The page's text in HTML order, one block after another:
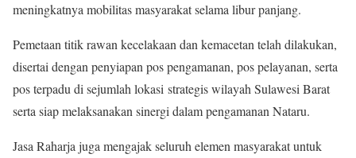
meningkatnya mobilitas masyarakat selama libur panjang.
Pemetaan titik rawan kecelakaan dan kemacetan telah dilakukan,
disertai dengan penyiapan pos pengamanan, pos pelayanan, serta
pos terpadu di sejumlah lokasi strategis wilayah Sulawesi Barat
serta siap melaksanakan sinergi dalam pengamanan Nataru.
Jasa Raharja juga mengajak seluruh elemen masyarakat untuk